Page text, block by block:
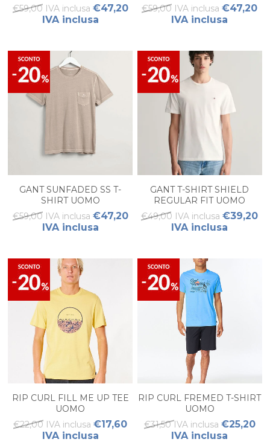
€59,00 IVA inclusa €47,20
IVA inclusa
€59,00 IVA inclusa €47,20
IVA inclusa
GANT SUNFADED SS T-
SHIRT UOMO
€59,00 IVA inclusa €47,20
IVA inclusa
GANT T-SHIRT SHIELD
REGULAR FIT UOMO
€49,00 IVA inclusa €39,20
IVA inclusa
RIP CURL FILL ME UP TEE
UOMO
€22,00 IVA inclusa €17,60
IVA inclusa
RIP CURL FREMED T-SHIRT
UOMO
€31,50 IVA inclusa €25,20
IVA inclusa